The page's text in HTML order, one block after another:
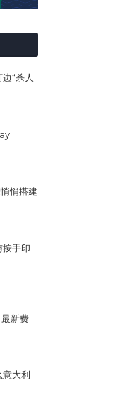
“杀人
悄搭建
按手印
新费
意大利